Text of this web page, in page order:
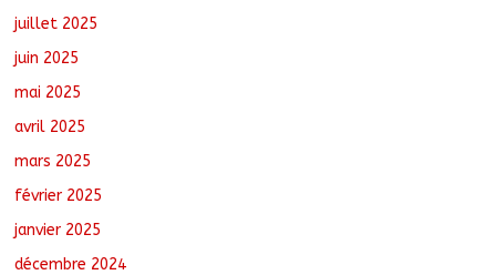
juillet 2025
juin 2025
mai 2025
avril 2025
mars 2025
février 2025
janvier 2025
décembre 2024